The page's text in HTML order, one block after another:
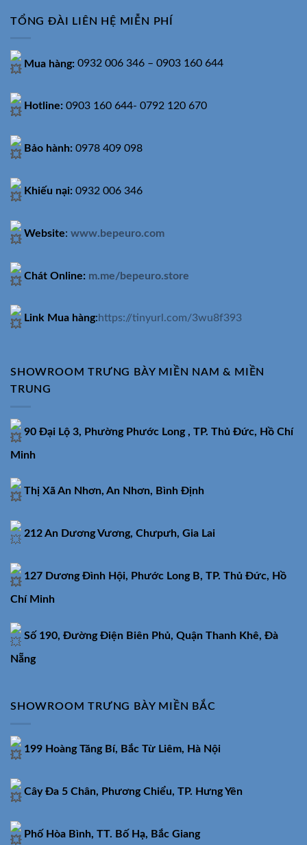
TỔNG ĐÀI LIÊN HỆ MIỄN PHÍ
Mua hàng: 0932 006 346 – 0903 160 644
Hotline: 0903 160 644- 0792 120 670
Bảo hành: 0978 409 098
Khiếu nại: 0932 006 346
Website: www.bepeuro.com
Chát Online: m.me/bepeuro.store
Link Mua hàng:https://tinyurl.com/3wu8f393
SHOWROOM TRƯNG BÀY MIỀN NAM & MIỀN
TRUNG
90 Đại Lộ 3, Phường Phước Long , TP. Thủ Đức, Hồ Chí
Minh
Thị Xã An Nhơn, An Nhơn, Bình Định
212 An Dương Vương, Chưpưh, Gia Lai
127 Dương Đình Hội, Phước Long B, TP. Thủ Đức, Hồ
Chí Minh
Số 190, Đường Điện Biên Phủ, Quận Thanh Khê, Đà
Nẵng
SHOWROOM TRƯNG BÀY MIỀN BẮC
199 Hoàng Tăng Bí, Bắc Từ Liêm, Hà Nội
Cây Đa 5 Chân, Phương Chiểu, TP. Hưng Yên
Phố Hòa Bình, TT. Bố Hạ, Bắc Giang